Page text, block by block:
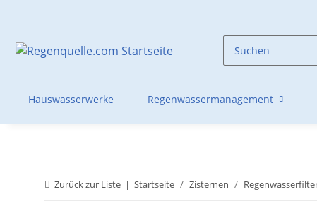
Hauswasserwerke Regenwassermanagement
Zurück zur Liste Startseite Zisternen